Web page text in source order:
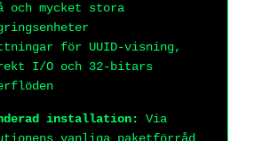
och mycket stora
för UUID-visning,
I/O och 32-bitars
installation:
Via
vanliga paketförråd